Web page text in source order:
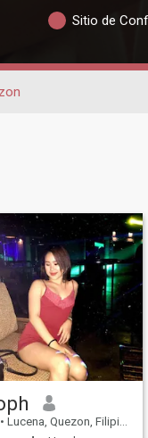
Sitio de
• Lucena, Quezon, Filipinas